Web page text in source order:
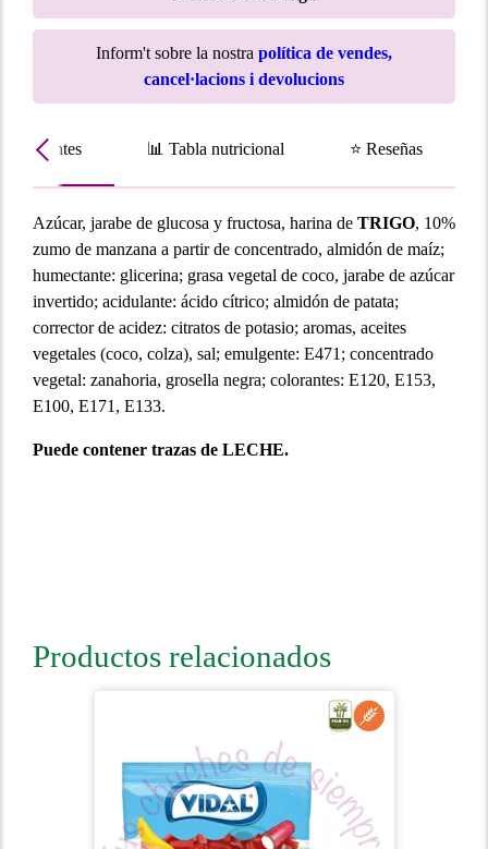
Inform't sobre la nostra política de vendes,
cancel·lacions i devolucions
📊 Tabla nutricional ⭐ Reseñas
Azúcar, jarabe de glucosa y fructosa, harina de TRIGO, 10%
zumo de manzana a partir de concentrado, almidón de maíz;
humectante: glicerina; grasa vegetal de coco, jarabe de azúcar
invertido; acidulante: ácido cítrico; almidón de patata;
corrector de acidez: citratos de potasio; aromas, aceites
vegetales (coco, colza), sal; emulgente: E471; concentrado
vegetal: zanahoria, grosella negra; colorantes: E120, E153,
E100, E171, E133.
Puede contener trazas de LECHE.
Productos relacionados